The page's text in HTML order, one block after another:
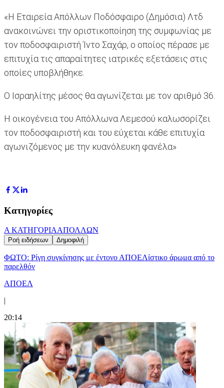
«Η Εταιρεία Απόλλων Ποδόσφαιρο (Δημόσια) Λτδ
ανακοινώνει την οριστικοποίηση της συμφωνίας με
τον ποδοσφαιριστή Ίντο Σαχάρ, ο οποίος πέρασε με
επιτυχία τις απαραίτητες ιατρικές εξετάσεις στις
οποίες υποβλήθηκε.
Ο Ισραηλίτης μέσος θα αγωνίζεται με τον αριθμό 36.
Η οικογένεια του Απόλλωνα Λεμεσού καλωσορίζει
τον ποδοσφαιριστή και του εύχεται κάθε επιτυχία
αγωνιζόμενος με την κυανόλευκη φανέλα»
Κατηγορίες
Α ΚΑΤΗΓΟΡΙΑΑΠΟΛΛΩΝ
Ροή ειδήσεων Δημοφιλή
ΦΩΤΟ: Ρίγη συγκίνησης με έντονο ΑΠΟΕΛίστικο άρωμα από το
παρελθόν
ΑΠΟΕΛ
|
20:14